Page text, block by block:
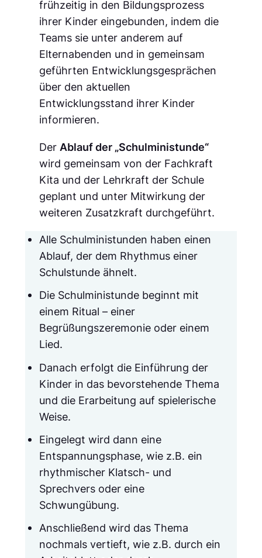
frühzeitig in den Bildungsprozess
ihrer Kinder eingebunden, indem die
Teams sie unter anderem auf
Elternabenden und in gemeinsam
geführten Entwicklungsgesprächen
über den aktuellen
Entwicklungsstand ihrer Kinder
informieren.
Der Ablauf der „Schulministunde“
wird gemeinsam von der Fachkraft
Kita und der Lehrkraft der Schule
geplant und unter Mitwirkung der
weiteren Zusatzkraft durchgeführt.
Alle Schulministunden haben einen
Ablauf, der dem Rhythmus einer
Schulstunde ähnelt.
Die Schulministunde beginnt mit
einem Ritual – einer
Begrüßungszeremonie oder einem
Lied.
Danach erfolgt die Einführung der
Kinder in das bevorstehende Thema
und die Erarbeitung auf spielerische
Weise.
Eingelegt wird dann eine
Entspannungsphase, wie z.B. ein
rhythmischer Klatsch- und
Sprechvers oder eine
Schwungübung.
Anschließend wird das Thema
nochmals vertieft, wie z.B. durch ein